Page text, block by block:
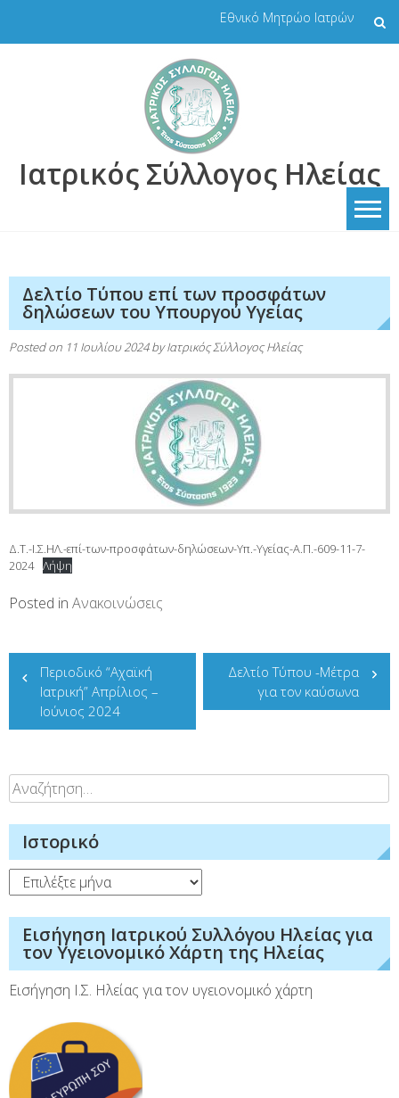
Εθνικό Μητρώο Ιατρών
Ιατρικός Σύλλογος Ηλείας
Δελτίο Τύπου επί των προσφάτων
δηλώσεων του Υπουργού Υγείας
Posted on 11 Ιουλίου 2024byΙατρικός Σύλλογος Ηλείας
Δ.Τ.-Ι.Σ.ΗΛ.-επί-των-προσφάτων-δηλώσεων-Υπ.-Υγείας-Α.Π.-609-11-7-
2024 Λήψη
Posted in Ανακοινώσεις
Πλοήγηση
άρθρων
Περιοδικό “Αχαϊκή
Ιατρική” Απρίλιος –
Ιούνιος 2024
Δελτίο Τύπου -Μέτρα
για τον καύσωνα
Αναζήτηση
για:
Ιστορικό
Ιστορικό
Εισήγηση Ιατρικού Συλλόγου Ηλείας για
τον Υγειονομικό Χάρτη της Ηλείας
Εισήγηση Ι.Σ. Ηλείας για τον υγειονομικό χάρτη